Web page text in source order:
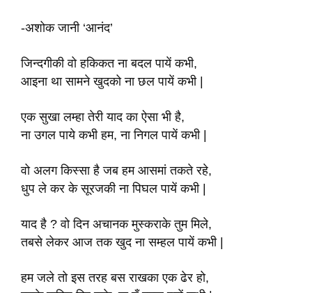
-अशोक जानी ‘आनंद’
जिन्दगीकी वो हकिकत ना बदल पायें कभी,
आइना था सामने खुदको ना छल पायें कभी |
एक सुखा लम्हा तेरी याद का ऐसा भी है,
ना उगल पाये कभी हम, ना निगल पायें कभी |
वो अलग किस्सा है जब हम आसमां तकते रहे,
धुप ले कर के सूरजकी ना पिघल पायें कभी |
याद है ? वो दिन अचानक मुस्कराके तुम मिले,
तबसे लेकर आज तक खुद ना सम्हल पायें कभी |
हम जले तो इस तरह बस राखका एक ढेर हो,